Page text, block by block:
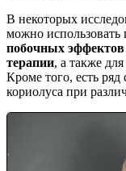
В некоторых
можно использовать
побочных эффектов
терапии, а также
Кроме того, есть ряд
кориолуса при